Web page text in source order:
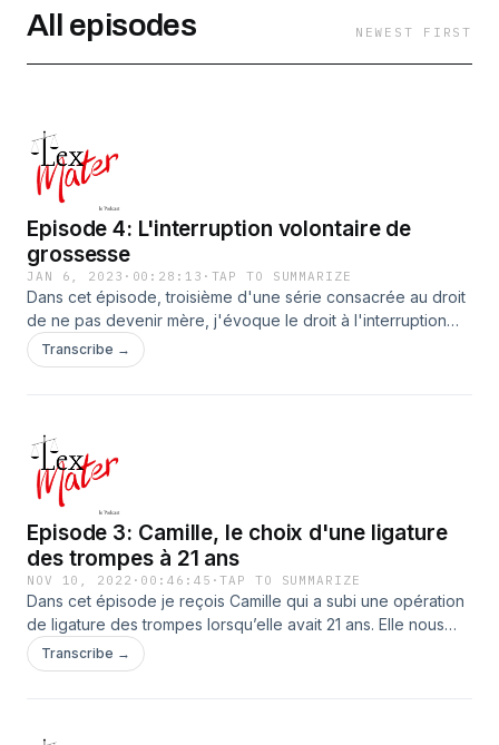
All episodes NEWEST FIRST
Episode 4: L'interruption volontaire de
grossesse
JAN 6, 2023 · 00:28:13 · TAP TO SUMMARIZE
Dans cet épisode, troisième d'une série consacrée au droit
de ne pas devenir mère, j'évoque le droit à l'interruption
volontaire de grossesse; son origine historique et son
évolution ainsi que les modalités d'exercice de ce droit
https://www.instagram.com/alex_lexmaterpodcasHébergé
par Ausha. Visitez ausha.co/politique-de-confidentialite pour
plus d'informations.
Transcribe →
Episode 3: Camille, le choix d'une ligature
des trompes à 21 ans
NOV 10, 2022 · 00:46:45 ·TAP TO SUMMARIZE
Dans cet épisode je reçois Camille qui a subi une opération
de ligature des trompes lorsqu’elle avait 21 ans. Elle nous
raconte son expérience de la stérilisation à visée
contraceptive et toute la pensée qu’elle a affinée autour de
https://www.instagram.com/alex_lexmaterpodcast/ . Dans
Transcribe →